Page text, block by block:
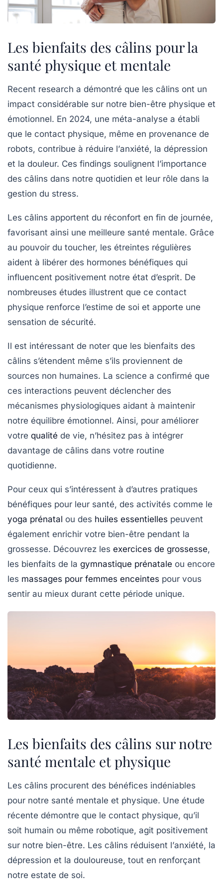
Les bienfaits des câlins pour la
santé physique et mentale
Recent research a démontré que les câlins ont un
impact considérable sur notre bien-être physique et
émotionnel. En 2024, une méta-analyse a établi
que le contact physique, même en provenance de
robots, contribue à réduire l’anxiété, la dépression
et la douleur. Ces findings soulignent l’importance
des câlins dans notre quotidien et leur rôle dans la
gestion du stress.
Les câlins apportent du réconfort en fin de journée,
favorisant ainsi une meilleure santé mentale. Grâce
au pouvoir du toucher, les étreintes régulières
aident à libérer des hormones bénéfiques qui
influencent positivement notre état d’esprit. De
nombreuses études illustrent que ce contact
physique renforce l’estime de soi et apporte une
sensation de sécurité.
Il est intéressant de noter que les bienfaits des
câlins s’étendent même s’ils proviennent de
sources non humaines. La science a confirmé que
ces interactions peuvent déclencher des
mécanismes physiologiques aidant à maintenir
notre équilibre émotionnel. Ainsi, pour améliorer
votre qualité de vie, n’hésitez pas à intégrer
davantage de câlins dans votre routine
quotidienne.
Pour ceux qui s’intéressent à d’autres pratiques
bénéfiques pour leur santé, des activités comme le
yoga prénatal ou des huiles essentielles peuvent
également enrichir votre bien-être pendant la
grossesse. Découvrez les exercices de grossesse,
les bienfaits de la gymnastique prénatale ou encore
les massages pour femmes enceintes pour vous
sentir au mieux durant cette période unique.
Les bienfaits des câlins sur notre
santé mentale et physique
Les câlins procurent des bénéfices indéniables
pour notre santé mentale et physique. Une étude
récente démontre que le contact physique, qu’il
soit humain ou même robotique, agit positivement
sur notre bien-être. Les câlins réduisent l’anxiété, la
dépression et la douloureuse, tout en renforçant
notre estate de soi.